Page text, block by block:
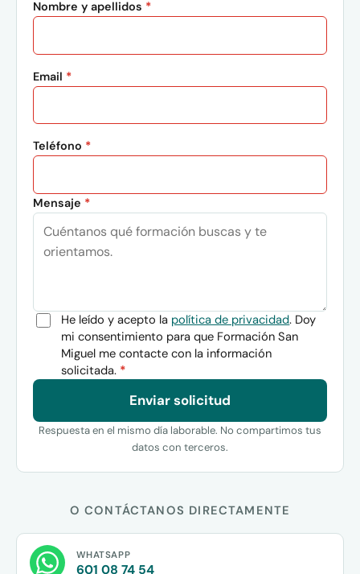
Nombre y apellidos *
Email *
Teléfono *
Mensaje *
He leído y acepto la política de privacidad. Doy
mi consentimiento para que Formación San
Miguel me contacte con la información
solicitada. *
Enviar solicitud
Respuesta en el mismo día laborable. No compartimos tus
datos con terceros.
O CONTÁCTANOS DIRECTAMENTE
WHATSAPP
601 08 74 54